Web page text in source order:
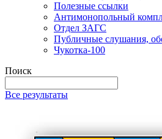
Полезные ссылки
Антимонопольный
Отдел ЗАГС
Публичные слушания,
Чукотка-100
Поиск
Все результаты